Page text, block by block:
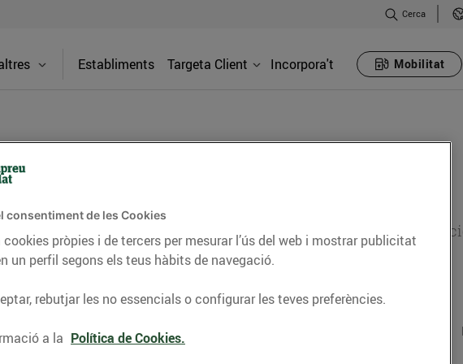
Cerca
Establiments Targeta Client Incorpora't Mobilitat
consells nutricionals, informació d’actualitat sobre
del nostre territori i molts altres temes.
CONSELLS I HÀBITS SALUDABLES
consentiment de les Cookies
pròpies i de tercers per mesurar l’ús del web i mostrar publicitat
un perfil segons els teus hàbits de navegació.
rebutjar les no essencials o configurar les teves preferències.
a la Política de Cookies.